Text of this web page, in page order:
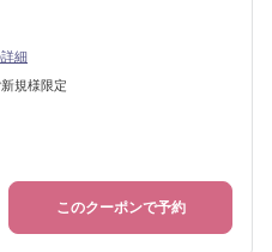
細
新規様限定
このクーポンで予約